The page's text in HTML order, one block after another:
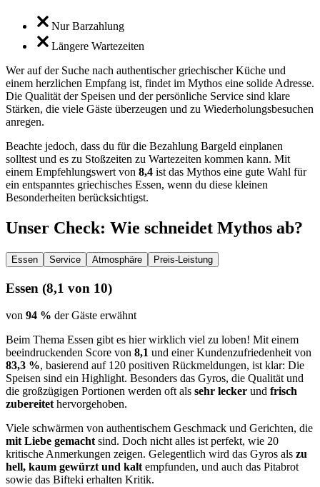
Nur Barzahlung
Längere Wartezeiten
Wer auf der Suche nach authentischer griechischer Küche und
einem herzlichen Empfang ist, findet im Mythos eine solide Adresse.
Die Qualität der Speisen und der persönliche Service sind klare
Stärken, die viele Gäste überzeugen und zu Wiederholungsbesuchen
anregen.
Beachte jedoch, dass du für die Bezahlung Bargeld einplanen
solltest und es zu Stoßzeiten zu Wartezeiten kommen kann. Mit
einem Empfehlungswert von 8,4 ist das Mythos eine gute Wahl für
ein entspanntes griechisches Essen, wenn du diese kleinen
Besonderheiten berücksichtigst.
Unser Check: Wie schneidet Mythos ab?
Essen Service Atmosphäre Preis-Leistung
Essen (8,1 von 10)
von 94 % der Gäste erwähnt
Beim Thema Essen gibt es hier wirklich viel zu loben! Mit einem
beeindruckenden Score von 8,1 und einer Kundenzufriedenheit von
83,3 %, basierend auf 120 positiven Rückmeldungen, ist klar: Die
Speisen sind ein Highlight. Besonders das Gyros, die Qualität und
die großzügigen Portionen werden oft als sehr lecker und frisch
zubereitethervorgehoben.
Viele schwärmen von authentischem Geschmack und Gerichten, die
mit Liebe gemachtsind. Doch nicht alles ist perfekt, wie 20
kritische Anmerkungen zeigen. Gelegentlich wird das Gyros als zu
hell, kaum gewürzt und kaltempfunden, und auch das Pitabrot
sowie das Bifteki erhalten Kritik.